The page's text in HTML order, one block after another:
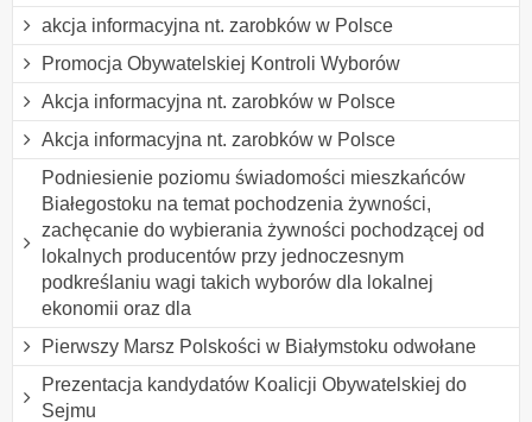
akcja informacyjna nt. zarobków w Polsce
Promocja Obywatelskiej Kontroli Wyborów
Akcja informacyjna nt. zarobków w Polsce
Akcja informacyjna nt. zarobków w Polsce
Podniesienie poziomu świadomości mieszkańców
Białegostoku na temat pochodzenia żywności,
zachęcanie do wybierania żywności pochodzącej od
lokalnych producentów przy jednoczesnym
podkreślaniu wagi takich wyborów dla lokalnej
ekonomii oraz dla
Pierwszy Marsz Polskości w Białymstoku odwołane
Prezentacja kandydatów Koalicji Obywatelskiej do
Sejmu